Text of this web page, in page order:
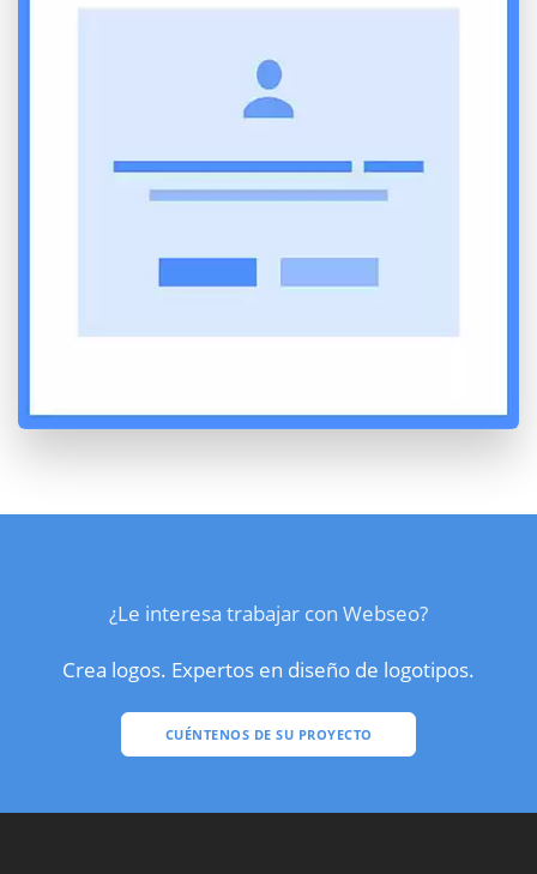
¿Le interesa trabajar con Webseo?
Crea logos. Expertos en diseño de logotipos.
CUÉNTENOS DE SU PROYECTO